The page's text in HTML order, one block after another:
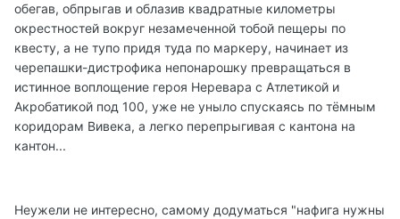
обегав, обпрыгав и облазив квадратные километры
окрестностей вокруг незамеченной тобой пещеры по
квесту, а не тупо придя туда по маркеру, начинает из
черепашки-дистрофика непонарошку превращаться в
истинное воплощение героя Неревара с Атлетикой и
Акробатикой под 100, уже не уныло спускаясь по тёмным
коридорам Вивека, а легко перепрыгивая с кантона на
кантон...
Неужели не интересно, самому додуматься "нафига нужны